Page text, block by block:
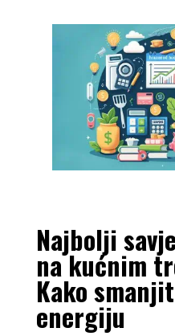
Najbolji
na kućnim
Kako
energiju